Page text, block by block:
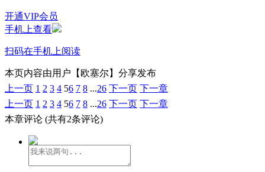
开通VIP会员
手机上查看
扫码在手机上阅读
本页内容由用户【欧塞尔】分享发布
上一页 1 2 3 4 56 7 8 ...26 下一页 下一章
上一页 1 2 3 4 56 7 8 ...26 下一页 下一章
本章评论 (共有2条评论)